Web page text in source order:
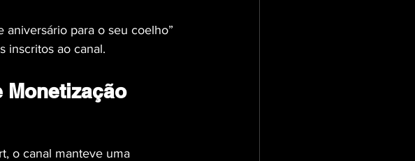
aniversário para o seu coelho”
inscritos ao canal.
o canal manteve uma